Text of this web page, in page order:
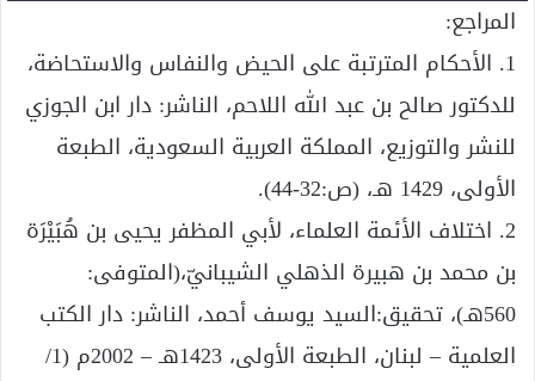
المراجع:
1. الأحكام المترتبة على الحيض والنفاس والاستحاضة،
للدكتور صالح بن عبد الله اللاحم، الناشر: دار ابن الجوزي
للنشر والتوزيع، المملكة العربية السعودية، الطبعة
الأولى، 1429 هـ، (ص:32-44).
2. اختلاف الأئمة العلماء، لأبي المظفر يحيى بن هُبَيْرَة
بن محمد بن هبيرة الذهلي الشيبانيّ،(المتوفى:
560هـ)، تحقيق:السيد يوسف أحمد، الناشر: دار الكتب
العلمية – لبنان، الطبعة الأولى، 1423هـ – 2002م (1/